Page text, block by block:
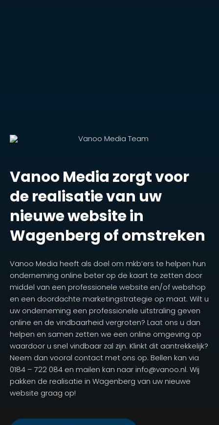
Vanoo Media zorgt voor
de realisatie van uw
nieuwe website in
Wagenberg of omstreken
Vanoo Media heeft als doel om mkb’ers te helpen hun
onderneming online beter op de kaart te zetten door
middel van een professionele website en/of webshop
en een doordachte marketingstrategie op maat. Wilt u
uw onderneming een professionele uitstraling geven
online en de vindbaarheid vergroten? Laat ons u dan
helpen en samen zetten we een online omgeving op
waardoor u snel vindbaar zal zijn. Klinkt dit aantrekkelijk?
Neem dan vooral contact met ons op. Bellen kan via
0184 – 722 084 en mailen kan naar info@vanoo.nl. Wij
pakken de realisatie in Wagenberg van uw nieuwe
website graag op!